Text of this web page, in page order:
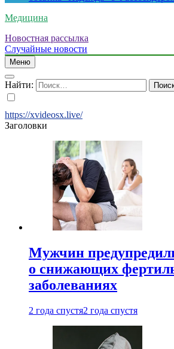
Медицина
Новостная рассылка
Случайные новости
Меню
Найти:
https://xvideosx.live/
Заголовки
Мужчин
о снижающих
заболеваниях
2 года спустя2 года спустя